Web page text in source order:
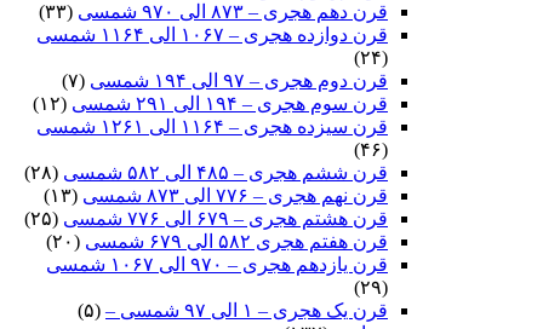
قرن دهم هجری – ۸۷۳ الی ۹۷۰ شمسی
(۳۳)
قرن دوازده هجری – ۱۰۶۷ الی ۱۱۶۴ شمسی
(۲۴)
قرن دوم هجری – ۹۷ الی ۱۹۴ شمسی
(۷)
قرن سوم هجری – ۱۹۴ الی ۲۹۱ شمسی
(۱۲)
قرن سیزده هجری – ۱۱۶۴ الی ۱۲۶۱ شمسی
(۴۶)
قرن ششم هجری – ۴۸۵ الی ۵۸۲ شمسی
(۲۸)
قرن نهم هجری – ۷۷۶ الی ۸۷۳ شمسی
(۱۳)
قرن هشتم هجری – ۶۷۹ الی ۷۷۶ شمسی
(۲۵)
قرن هفتم هجری ۵۸۲ الی ۶۷۹ شمسی
(۲۰)
قرن یازدهم هجری – ۹۷۰ الی ۱۰۶۷ شمسی
(۲۹)
قرن یک هجری – ۱ الی ۹۷ شمسی –
(۵)